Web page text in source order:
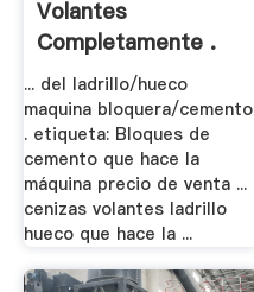
Volantes
Completamente .
... del ladrillo/hueco
maquina bloquera/cemento
. etiqueta: Bloques de
cemento que hace la
máquina precio de venta ...
cenizas volantes ladrillo
hueco que hace la ...